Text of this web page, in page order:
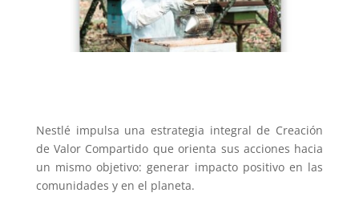
Nestlé impulsa una estrategia integral de Creación
de Valor Compartido que orienta sus acciones hacia
un mismo objetivo: generar impacto positivo en las
comunidades y en el planeta.